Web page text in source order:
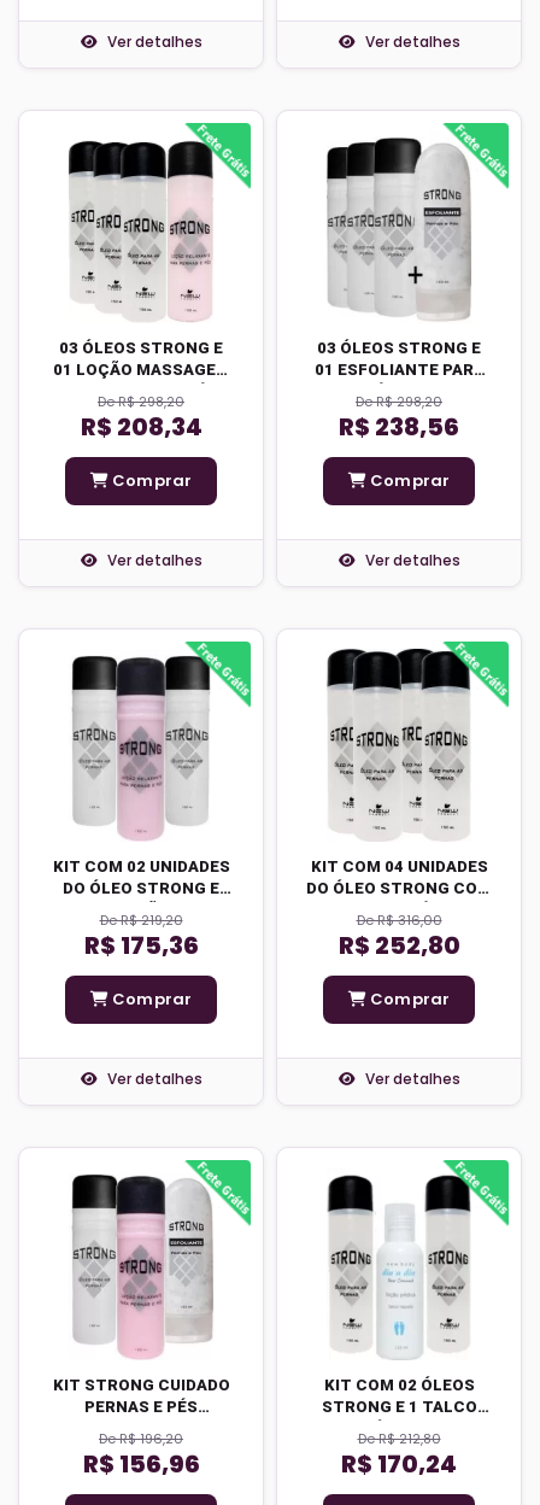
Ver detalhes Ver detalhes
03 ÓLEOS STRONG E
01 LOÇÃO MASSAGEM
PARA PERNAS E PÉS-
FRETE GRÁTIS
De R$ 298,20
R$ 208,34
Comprar
Ver detalhes
03 ÓLEOS STRONG E
01 ESFOLIANTE PARA
OS PÉS - FRETE
GRÁTIS
De R$ 298,20
R$ 238,56
Comprar
Ver detalhes
KIT COM 02 UNIDADES
DO ÓLEO STRONG E
LOÇÃO
MASSAGEADORA
De R$ 219,20
R$ 175,36
Comprar
Ver detalhes
KIT COM 04 UNIDADES
DO ÓLEO STRONG COM
FRETE GRÁTIS
De R$ 316,00
R$ 252,80
Comprar
Ver detalhes
KIT STRONG CUIDADO
PERNAS E PÉS
COMPLETA
De R$ 196,20
R$ 156,96
KIT COM 02 ÓLEOS
STRONG E 1 TALCO
LÍQUIDO
De R$ 212,80
R$ 170,24